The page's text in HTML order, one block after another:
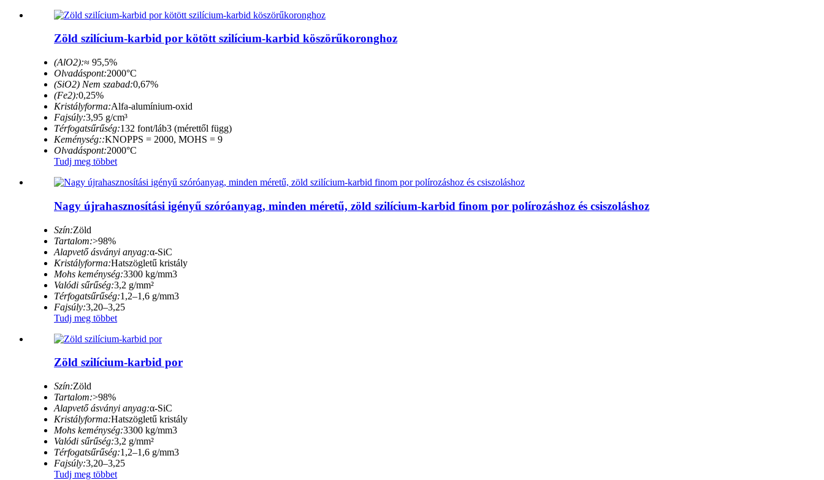
Zöld szilícium-karbid por kötött szilícium-karbid köszörűkoronghoz
(AlO2):≈ 95,5%
Olvadáspont:2000°C
(SiO2) Nem szabad:0,67%
(Fe2):0,25%
Kristályforma:Alfa-alumínium-oxid
Fajsúly:3,95 g/cm³
Térfogatsűrűség:132 font/láb3 (mérettől függ)
Keménység::KNOPPS = 2000, MOHS = 9
Olvadáspont:2000°C
Tudj meg többet
Nagy újrahasznosítási igényű szóróanyag, minden méretű, zöld szilícium-karbid finom por polírozáshoz és csiszoláshoz
Szín:Zöld
Tartalom:>98%
Alapvető ásványi anyag:α-SiC
Kristályforma:Hatszögletű kristály
Mohs keménység:3300 kg/mm3
Valódi sűrűség:3,2 g/mm²
Térfogatsűrűség:1,2–1,6 g/mm3
Fajsúly:3,20–3,25
Tudj meg többet
Zöld szilícium-karbid por
Szín:Zöld
Tartalom:>98%
Alapvető ásványi anyag:α-SiC
Kristályforma:Hatszögletű kristály
Mohs keménység:3300 kg/mm3
Valódi sűrűség:3,2 g/mm²
Térfogatsűrűség:1,2–1,6 g/mm3
Fajsúly:3,20–3,25
Tudj meg többet